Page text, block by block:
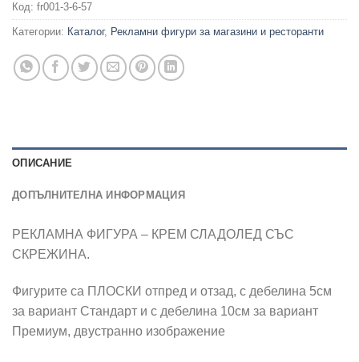
Код: fr001-3-6-57
Категории: Каталог, Рекламни фигури за магазини и ресторанти
ОПИСАНИЕ
ДОПЪЛНИТЕЛНА ИНФОРМАЦИЯ
РЕКЛАМНА ФИГУРА – КРЕМ СЛАДОЛЕД СЪС
СКРЕЖИНА.
Фигурите са ПЛОСКИ отпред и отзад, с дебелина 5см
за вариант Стандарт и с дебелина 10см за вариант
Премиум, двустранно изображение